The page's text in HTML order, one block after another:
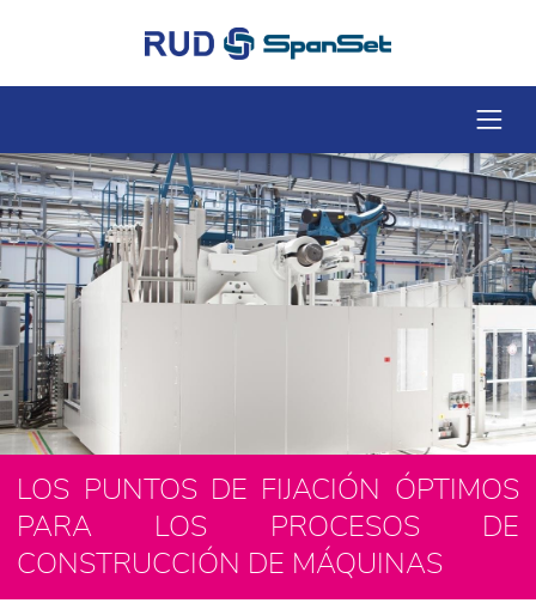
LOS PUNTOS DE FIJACIÓN ÓPTIMOS
PARA LOS PROCESOS DE
CONSTRUCCIÓN DE MÁQUINAS